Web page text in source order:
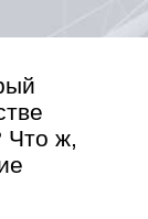
Что ж,